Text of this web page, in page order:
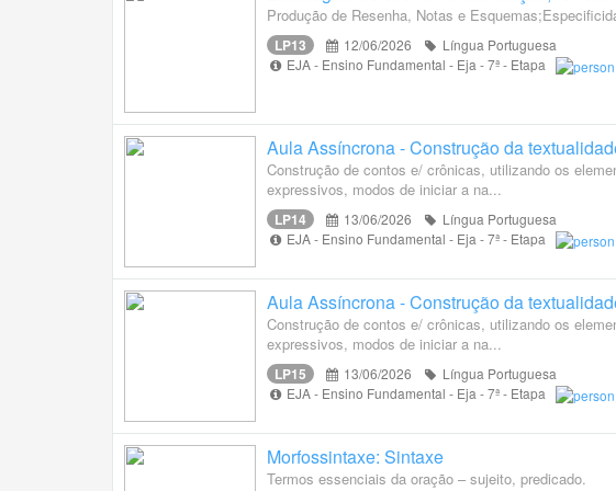
Produção de Resenha, Notas e
LP13 12/06/2026
Língua Portuguesa
EJA - Ensino Fundamental - Eja - 7ª - Etapa
Aula Assíncrona - Construção da
Construção de contos e/ crônicas, utilizando os
expressivos, modos de iniciar a na...
LP14 13/06/2026
Língua Portuguesa
EJA - Ensino Fundamental - Eja - 7ª - Etapa
Aula Assíncrona - Construção da
Construção de contos e/ crônicas, utilizando os
expressivos, modos de iniciar a na...
LP15 13/06/2026
Língua Portuguesa
EJA - Ensino Fundamental - Eja - 7ª - Etapa
Morfossintaxe: Sintaxe
Termos essenciais da oração – sujeito, predicado.